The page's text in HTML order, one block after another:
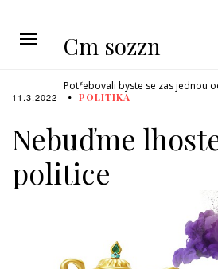
Cm sozzn
Potřebovali byste se zas jednou
11.3.2022 POLITIKA
Nebuďme
politice